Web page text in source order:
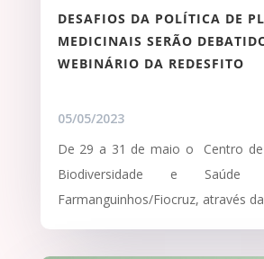
DESAFIOS DA POLÍTICA DE
MEDICINAIS SERÃO
WEBINÁRIO DA REDESFITO
05/05/2023
De 29 a 31 de maio o Centro
Biodiversidade e Saúde
Farmanguinhos/Fiocruz, através